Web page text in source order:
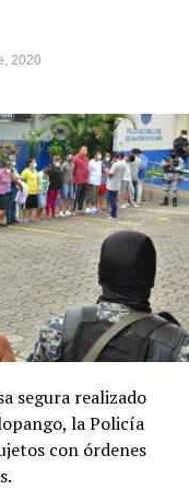
2020
segura realizado
la Policía
con órdenes